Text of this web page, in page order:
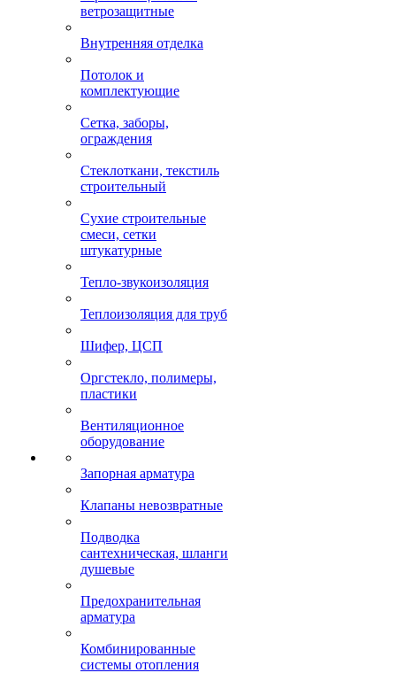
ветрозащитные
Внутренняя отделка
Потолок и
комплектующие
Сетка, заборы,
ограждения
Стеклоткани, текстиль
строительный
Сухие строительные
смеси, сетки
штукатурные
Тепло-звукоизоляция
Теплоизоляция для труб
Шифер, ЦСП
Оргстекло, полимеры,
пластики
Вентиляционное
оборудование
Запорная арматура
Клапаны невозвратные
Подводка
сантехническая, шланги
душевые
Предохранительная
арматура
Комбинированные
системы отопления